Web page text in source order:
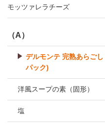
モッツァレラチーズ
（A）
デルモンテ 完熟あらご
パック)
洋風スープの素（固形）
塩